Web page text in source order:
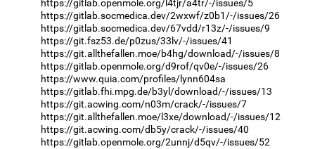
https://gitlab.openmole.org/l4tjr/a4tr/-/issues/5
https://gitlab.socmedica.dev/2wxwf/z0b1/-/issues/26
https://gitlab.socmedica.dev/67vdd/r13z/-/issues/9
https://git.fsz53.de/p0zus/33lv/-/issues/41
https://git.allthefallen.moe/b4hg/download/-/issues/8
https://gitlab.openmole.org/d9rof/qv0e/-/issues/26
https://www.quia.com/profiles/lynn604sa
https://gitlab.fhi.mpg.de/b3yl/download/-/issues/13
https://git.acwing.com/n03m/crack/-/issues/7
https://git.allthefallen.moe/l3xe/download/-/issues/12
https://git.acwing.com/db5y/crack/-/issues/40
https://gitlab.openmole.org/2unnj/d5qv/-/issues/52